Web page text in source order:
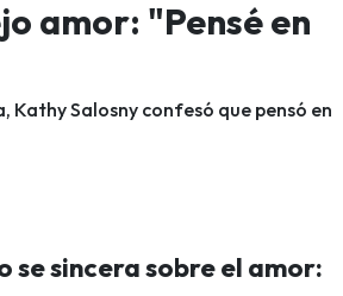
amor: "Pensé en
Salosny confesó que pensó en
sincera sobre el amor: